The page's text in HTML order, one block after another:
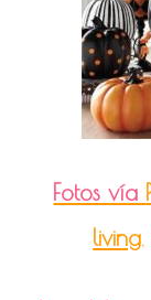
Fotos vía
living,